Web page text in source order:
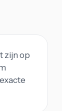
zijn op